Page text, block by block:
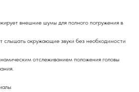
внешние шумы для полного погружения в
слышать окружающие звуки без необходимости
отслеживанием положения головы